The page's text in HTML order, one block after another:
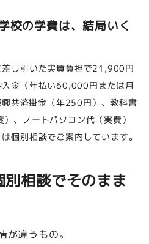
校の学費は、結局いく
し引いた実質負担で21,900円
金（年払い60,000円または月
共済掛金（年250円）、教科書
、ノートパソコン代（実費）
個別相談でご案内しています。
相談でそのまま
違うもの。